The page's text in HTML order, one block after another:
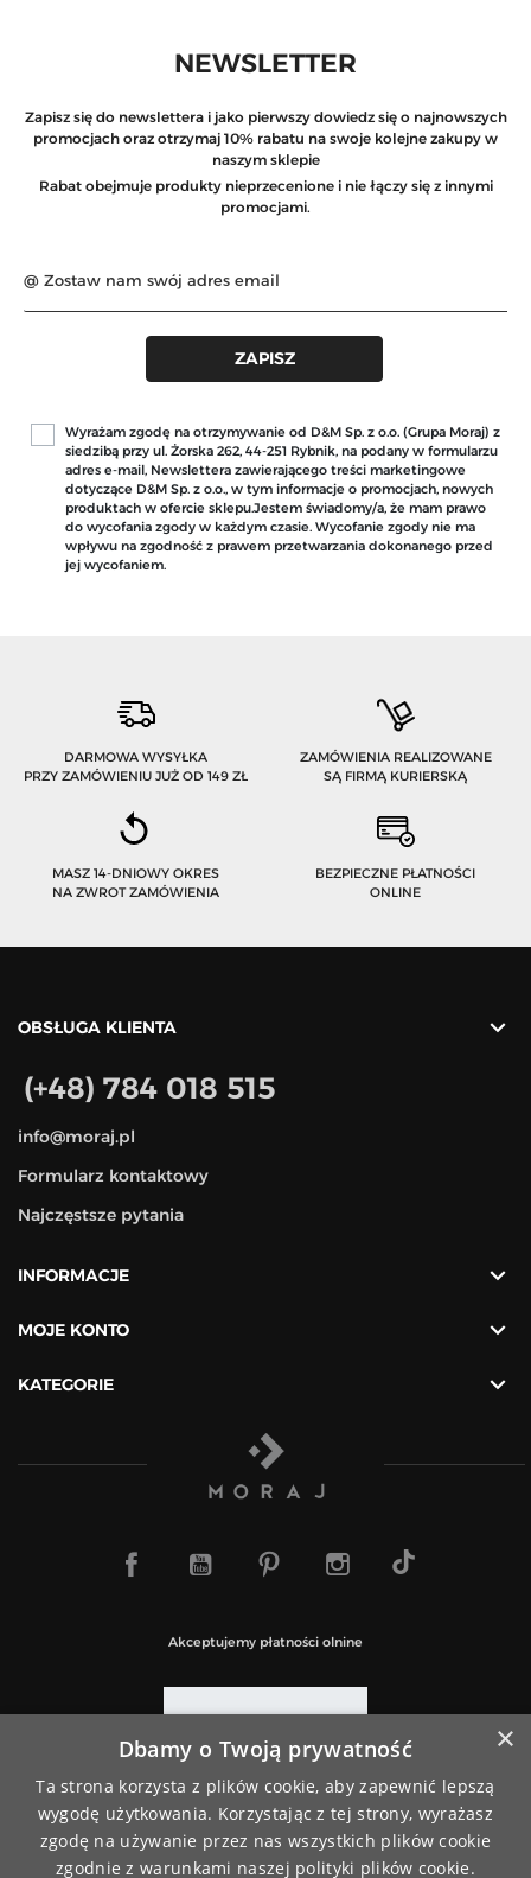
NEWSLETTER
Zapisz się do newslettera i jako pierwszy dowiedz się o najnowszych
promocjach oraz otrzymaj 10% rabatu na swoje kolejne zakupy w
naszym sklepie
Rabat obejmuje produkty nieprzecenione i nie łączy się z innymi
promocjami.
Wyrażam zgodę na otrzymywanie od D&M Sp. z o.o. (Grupa Moraj) z
siedzibą przy ul. Żorska 262, 44-251 Rybnik, na podany w formularzu
adres e-mail, Newslettera zawierającego treści marketingowe
dotyczące D&M Sp. z o.o., w tym informacje o promocjach, nowych
produktach w ofercie sklepu.Jestem świadomy/a, że mam prawo
do wycofania zgody w każdym czasie. Wycofanie zgody nie ma
wpływu na zgodność z prawem przetwarzania dokonanego przed
jej wycofaniem.
DARMOWA WYSYŁKA
PRZY ZAMÓWIENIU JUŻ OD 149 ZŁ
ZAMÓWIENIA REALIZOWANE
SĄ FIRMĄ KURIERSKĄ
MASZ 14-DNIOWY OKRES
NA ZWROT ZAMÓWIENIA
BEZPIECZNE PŁATNOŚCI
ONLINE
OBSŁUGA KLIENTA 
(+48) 784 018 515
info@moraj.pl
Formularz kontaktowy
Najczęstsze pytania
INFORMACJE 
MOJE KONTO 
KATEGORIE 
Akceptujemy płatności olnine
×
Dbamy o Twoją prywatność
Ta strona korzysta z plików cookie, aby zapewnić lepszą
wygodę użytkowania. Korzystając z tej strony, wyrażasz
zgodę na używanie przez nas wszystkich plików cookie
zgodnie z warunkami naszej polityki plików cookie.